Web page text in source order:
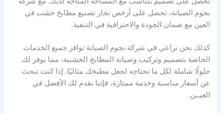
نجوم الصيانة، تحصل على أرخص نجار تصنيع مطابخ خشب في
العين مع ضمان الجودة والاحترافية في التنفيذ.
كذلك نحن نراعي في شركة نجوم الصيانة توافر جميع الخدمات
الخاصة بتصميم وتركيب وصيانة المطابخ الخشبية، مما يوفر لك
حلولًا شاملة لكل ما تحتاجه لجعل مطبخك مثاليًا. إذا كنت تبحث
عن أسعار مناسبة وخدمة ممتازة، فإننا نقدم لك الأفضل في
العيــن.